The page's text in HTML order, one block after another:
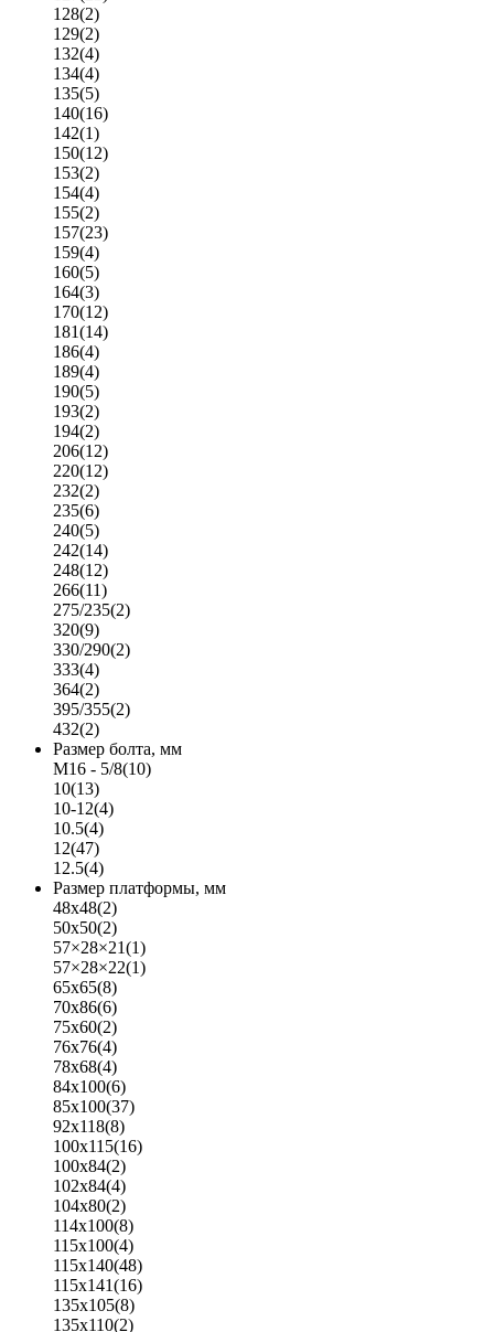
128(2)
129(2)
132(4)
134(4)
135(5)
140(16)
142(1)
150(12)
153(2)
154(4)
155(2)
157(23)
159(4)
160(5)
164(3)
170(12)
181(14)
186(4)
189(4)
190(5)
193(2)
194(2)
206(12)
220(12)
232(2)
235(6)
240(5)
242(14)
248(12)
266(11)
275/235(2)
320(9)
330/290(2)
333(4)
364(2)
395/355(2)
432(2)
Размер болта, мм
M16 - 5/8(10)
10(13)
10-12(4)
10.5(4)
12(47)
12.5(4)
Размер платформы, мм
48x48(2)
50x50(2)
57×28×21(1)
57×28×22(1)
65x65(8)
70x86(6)
75x60(2)
76x76(4)
78x68(4)
84x100(6)
85x100(37)
92x118(8)
100x115(16)
100x84(2)
102x84(4)
104x80(2)
114x100(8)
115x100(4)
115x140(48)
115x141(16)
135x105(8)
135x110(2)